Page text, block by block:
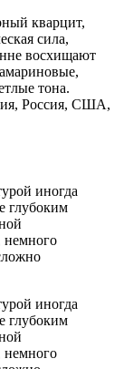
кварцит,
сила,
восхищают
тона.
Россия, США,
иногда
глубоким
немного
иногда
глубоким
немного